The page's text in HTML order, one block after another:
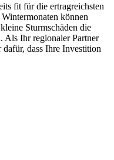
fit für die ertragreichsten
können
Sturmschäden die
Als Ihr regionaler Partner
dass Ihre Investition